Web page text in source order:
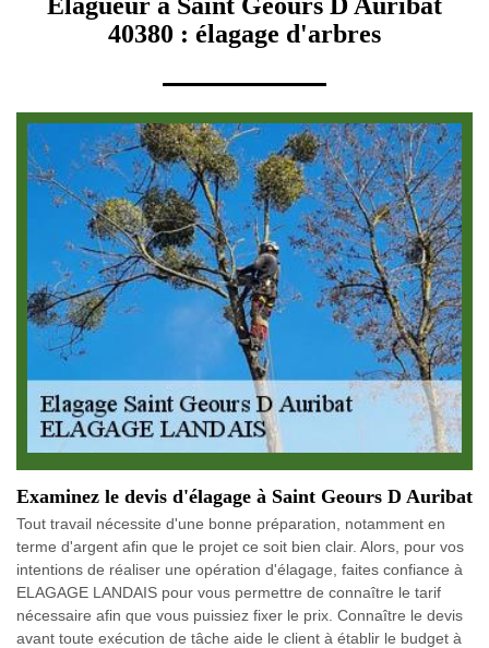
40380 : élagage d'arbres
Examinez le devis d'élagage à Saint Geours D Auribat
Tout travail nécessite d'une bonne préparation, notamment en
terme d'argent afin que le projet ce soit bien clair. Alors, pour vos
intentions de réaliser une opération d'élagage, faites confiance à
ELAGAGE LANDAIS pour vous permettre de connaître le tarif
nécessaire afin que vous puissiez fixer le prix. Connaître le devis
avant toute exécution de tâche aide le client à établir le budget à